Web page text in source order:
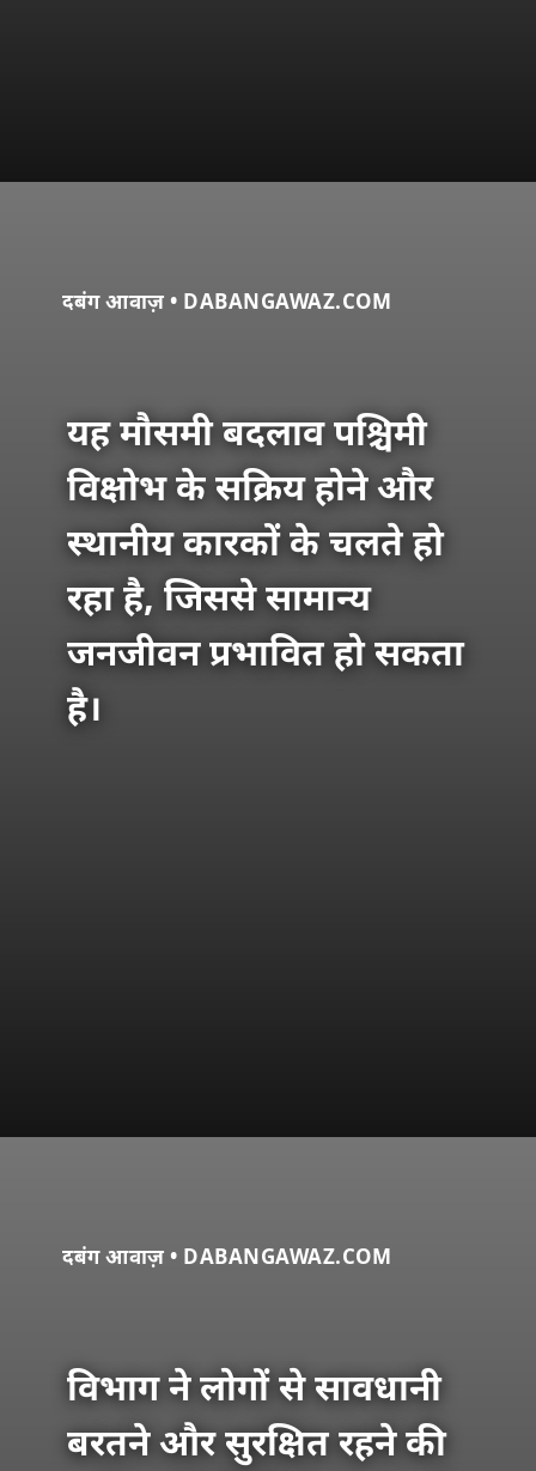
दबंग आवाज़ • DABANGAWAZ.COM
यह मौसमी बदलाव पश्चिमी
विक्षोभ के सक्रिय होने और
स्थानीय कारकों के चलते हो
रहा है, जिससे सामान्य
जनजीवन प्रभावित हो सकता
है।
दबंग आवाज़ • DABANGAWAZ.COM
विभाग ने लोगों से सावधानी
बरतने और सुरक्षित रहने की